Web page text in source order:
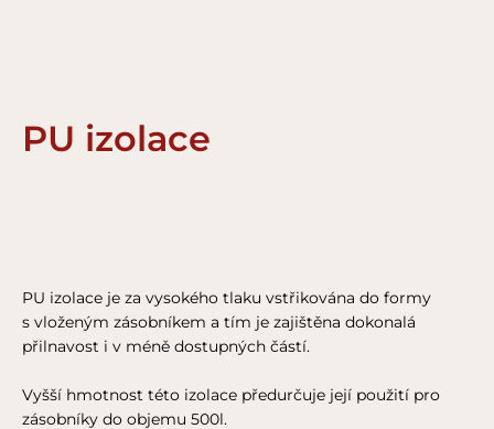
PU izolace
PU izolace je za vysokého tlaku vstřikována do formy
s vloženým zásobníkem a tím je zajištěna dokonalá
přilnavost i v méně dostupných částí.
Vyšší hmotnost této izolace předurčuje její použití pro
zásobníky do objemu 500l.